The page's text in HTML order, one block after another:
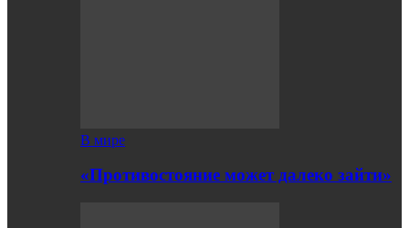
В мире
«Противостояние может далеко зайти»